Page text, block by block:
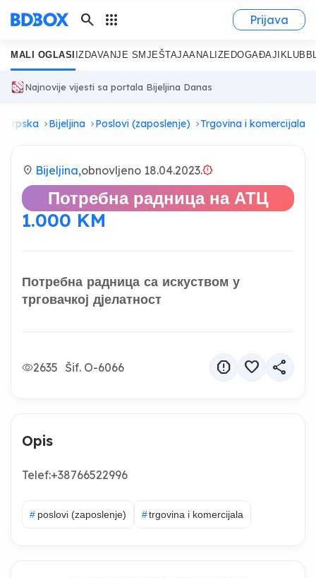
search apps Prijava
MALI OGLASI IZDAVANJE SMJEŠTAJAANALIZE DOGAĐAJI KLUB
Najnovije vijesti sa portala Bijeljina Danas
Srpska Bijeljina Poslovi (zaposlenje) Trgovina i komercijala
location_on Bijeljina,obnovljeno 18.04.2023.brightness_alert
Потребна радница на АТЦ
1.000 KM
Потребна радница са искуством у
трговачкој дјелатност
2635 Šif. O-6066 report favorite share
Opis
Telef:+38766522996
# poslovi (zaposlenje) #trgovina i komercijala